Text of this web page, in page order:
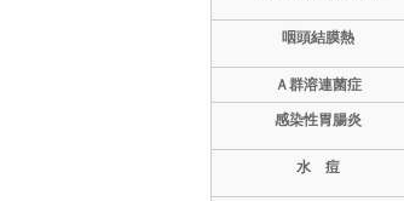
咽頭結膜熱
Ａ群溶連菌症
感染性胃腸炎
水 痘